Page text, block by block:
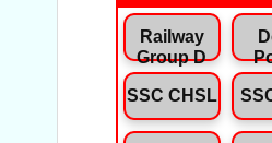
Railway
Group D
SSC CHSL